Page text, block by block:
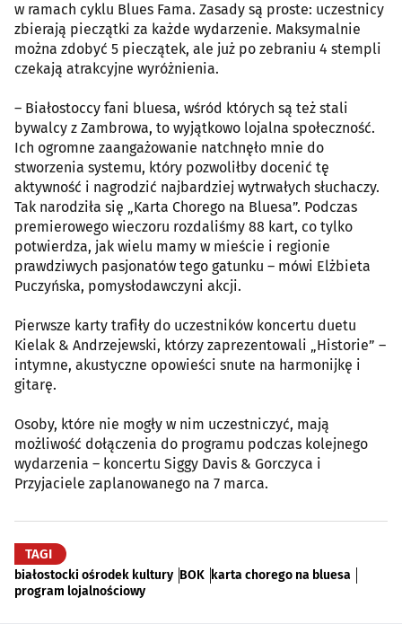
w ramach cyklu Blues Fama. Zasady są proste: uczestnicy
zbierają pieczątki za każde wydarzenie. Maksymalnie
można zdobyć 5 pieczątek, ale już po zebraniu 4 stempli
czekają atrakcyjne wyróżnienia.
– Białostoccy fani bluesa, wśród których są też stali
bywalcy z Zambrowa, to wyjątkowo lojalna społeczność.
Ich ogromne zaangażowanie natchnęło mnie do
stworzenia systemu, który pozwoliłby docenić tę
aktywność i nagrodzić najbardziej wytrwałych słuchaczy.
Tak narodziła się „Karta Chorego na Bluesa”. Podczas
premierowego wieczoru rozdaliśmy 88 kart, co tylko
potwierdza, jak wielu mamy w mieście i regionie
prawdziwych pasjonatów tego gatunku – mówi Elżbieta
Puczyńska, pomysłodawczyni akcji.
Pierwsze karty trafiły do uczestników koncertu duetu
Kielak & Andrzejewski, którzy zaprezentowali „Historie” –
intymne, akustyczne opowieści snute na harmonijkę i
gitarę.
Osoby, które nie mogły w nim uczestniczyć, mają
możliwość dołączenia do programu podczas kolejnego
wydarzenia – koncertu Siggy Davis & Gorczyca i
Przyjaciele zaplanowanego na 7 marca.
TAGI
białostocki ośrodek kultury BOK karta chorego na bluesa
program lojalnościowy